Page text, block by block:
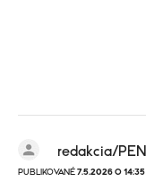
redakcia/PEN
PUBLIKOVANÉ 7.5.2026 O 14:35